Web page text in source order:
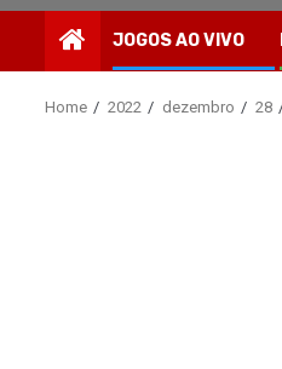
JOGOS AO VIVO
Home 2022 dezembro 28